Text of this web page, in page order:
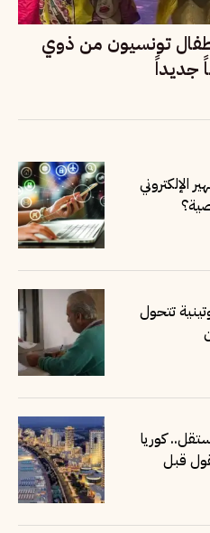
تونسيون من ذوي
جديداً
الإلكتروني
تتحول
كوريا
قبل